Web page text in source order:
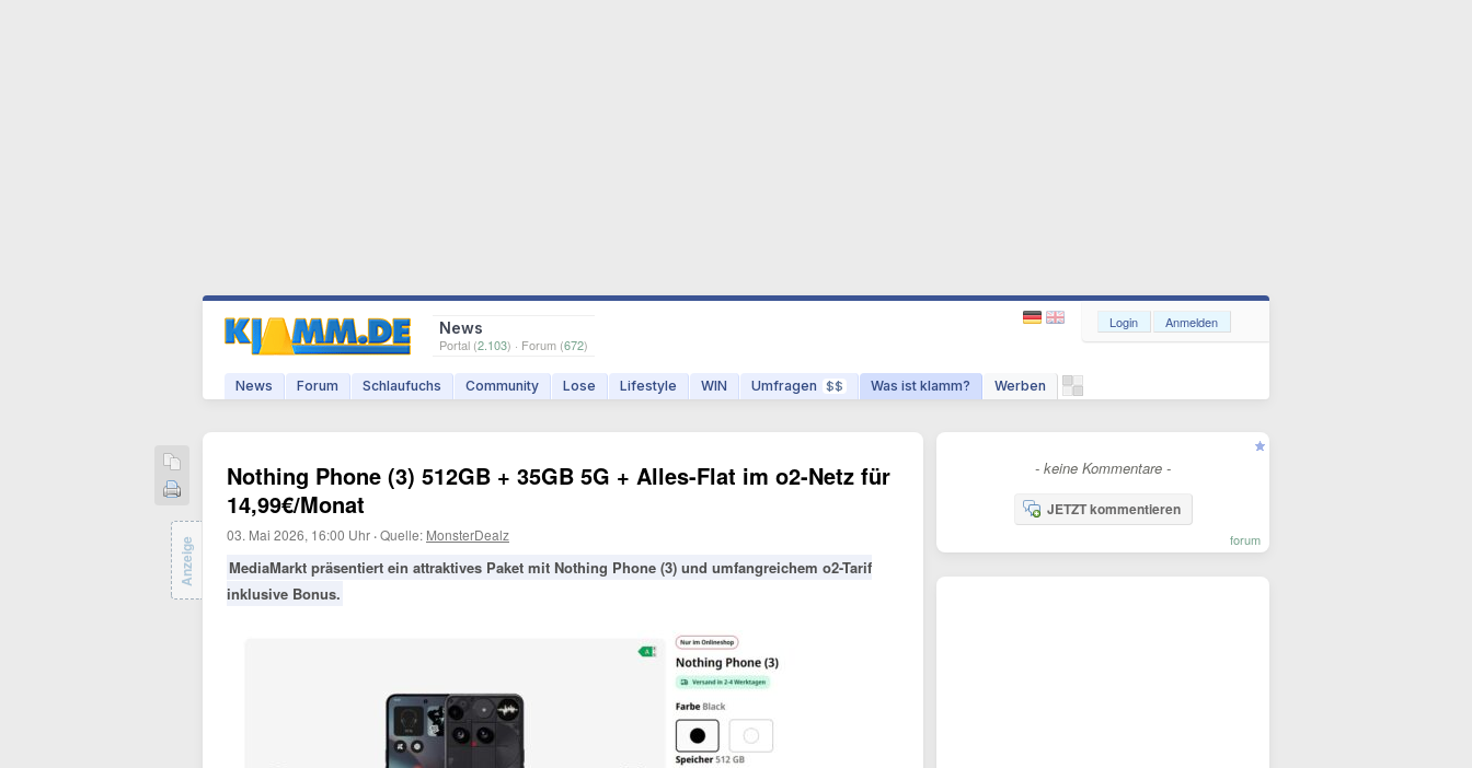
News
Portal (2.103) · Forum (672)
News Forum Schlaufuchs Community Lose Lifestyle WIN Umfragen $$ Was ist klamm? Werben
Login Anmelden
Nothing Phone (3) 512GB + 35GB 5G + Alles-Flat im o2-Netz für
14,99€/Monat
03. Mai 2026, 16:00 Uhr ·Quelle: MonsterDealz
MediaMarkt präsentiert ein attraktives Paket mit Nothing Phone (3) und umfangreichem o2-Tarif
inklusive Bonus.
Anzeige
- keine Kommentare -
JETZT kommentieren
forum